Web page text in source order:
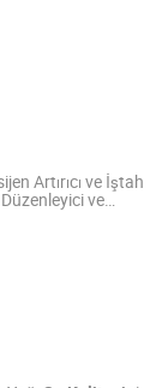
Artırıcı ve İştah
Düzenleyici ve